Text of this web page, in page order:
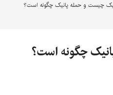
چیست و حمله پانیک چگونه است؟
چگونه است؟